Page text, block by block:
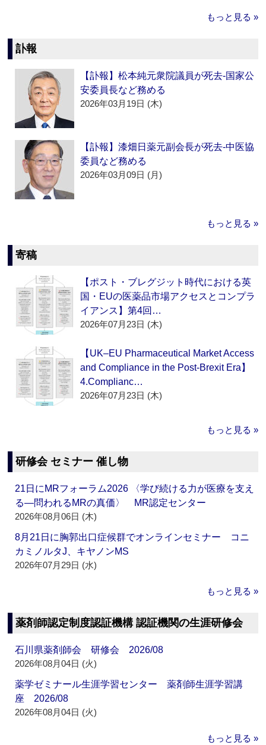
もっと見る »
訃報
【訃報】松本純元衆院議員が死去‐国家公
安委員長など務める
2026年03月19日 (木)
【訃報】漆畑日薬元副会長が死去‐中医協
委員など務める
2026年03月09日 (月)
もっと見る »
寄稿
【ポスト・ブレグジット時代における英
国・EUの医薬品市場アクセスとコンプラ
イアンス】第4回…
2026年07月23日 (木)
【UK–EU Pharmaceutical Market Access
and Compliance in the Post-Brexit Era】
4.Complianc…
2026年07月23日 (木)
もっと見る »
研修会 セミナー 催し物
21日にMRフォーラム2026 〈学び続ける力が医療を支え
る―問われるMRの真価〉 MR認定センター
2026年08月06日 (木)
8月21日に胸郭出口症候群でオンラインセミナー コニ
カミノルタJ、キヤノンMS
2026年07月29日 (水)
もっと見る »
薬剤師認定制度認証機構 認証機関の生涯研修会
石川県薬剤師会 研修会 2026/08
2026年08月04日 (火)
薬学ゼミナール生涯学習センター 薬剤師生涯学習講
座 2026/08
2026年08月04日 (火)
もっと見る »